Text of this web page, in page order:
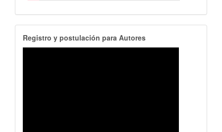
RegistroAutores
Registro y postulación para Autores